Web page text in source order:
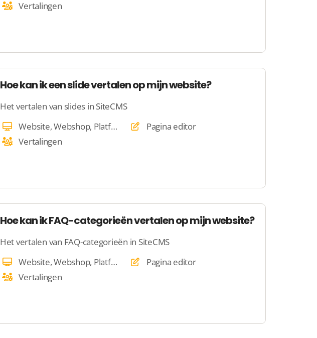
Vertalingen
Hoe kan ik een slide vertalen op mijn website?
Het vertalen van slides in SiteCMS
Website, Webshop, Platform
Pagina editor
Vertalingen
Hoe kan ik FAQ-categorieën vertalen op mijn website?
Het vertalen van FAQ-categorieën in SiteCMS
Website, Webshop, Platform
Pagina editor
Vertalingen